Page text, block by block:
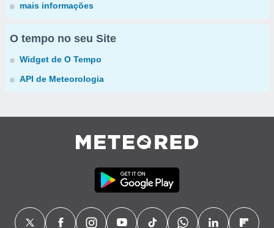
mais informações
O tempo no seu Site
Widget de O Tempo
API de Meteorologia